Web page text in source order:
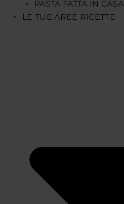
PASTA FATTA IN CASA
LE TUE AREE RICETTE